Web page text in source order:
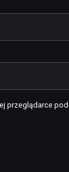
przeglądarce